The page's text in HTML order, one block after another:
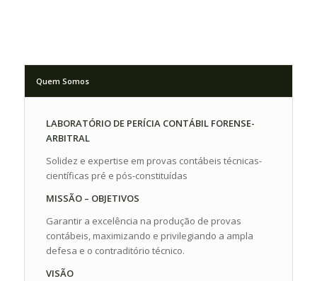
Quem Somos
LABORATÓRIO DE PERÍCIA CONTÁBIL FORENSE-
ARBITRAL
Solidez e expertise em provas contábeis técnicas-
científicas pré e pós-constituídas
MISSÃO – OBJETIVOS
Garantir a excelência na produção de provas
contábeis, maximizando e privilegiando a ampla
defesa e o contraditório técnico.
VISÃO